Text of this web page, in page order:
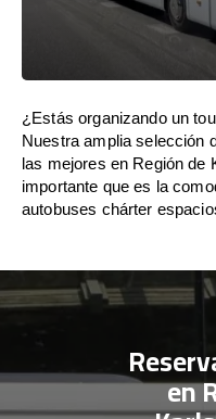
¿Estás organizando un
Nuestra amplia selección
las mejores en Región de
importante que es la
autobuses chárter
en